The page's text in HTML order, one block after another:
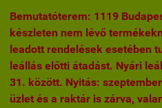
Bemutatóterem: 1119
készleten nem lévő
leadott rendelések esetében
leállás előtti átadást. Nyári
31. között. Nyitás:
üzlet és a raktár is zárva,